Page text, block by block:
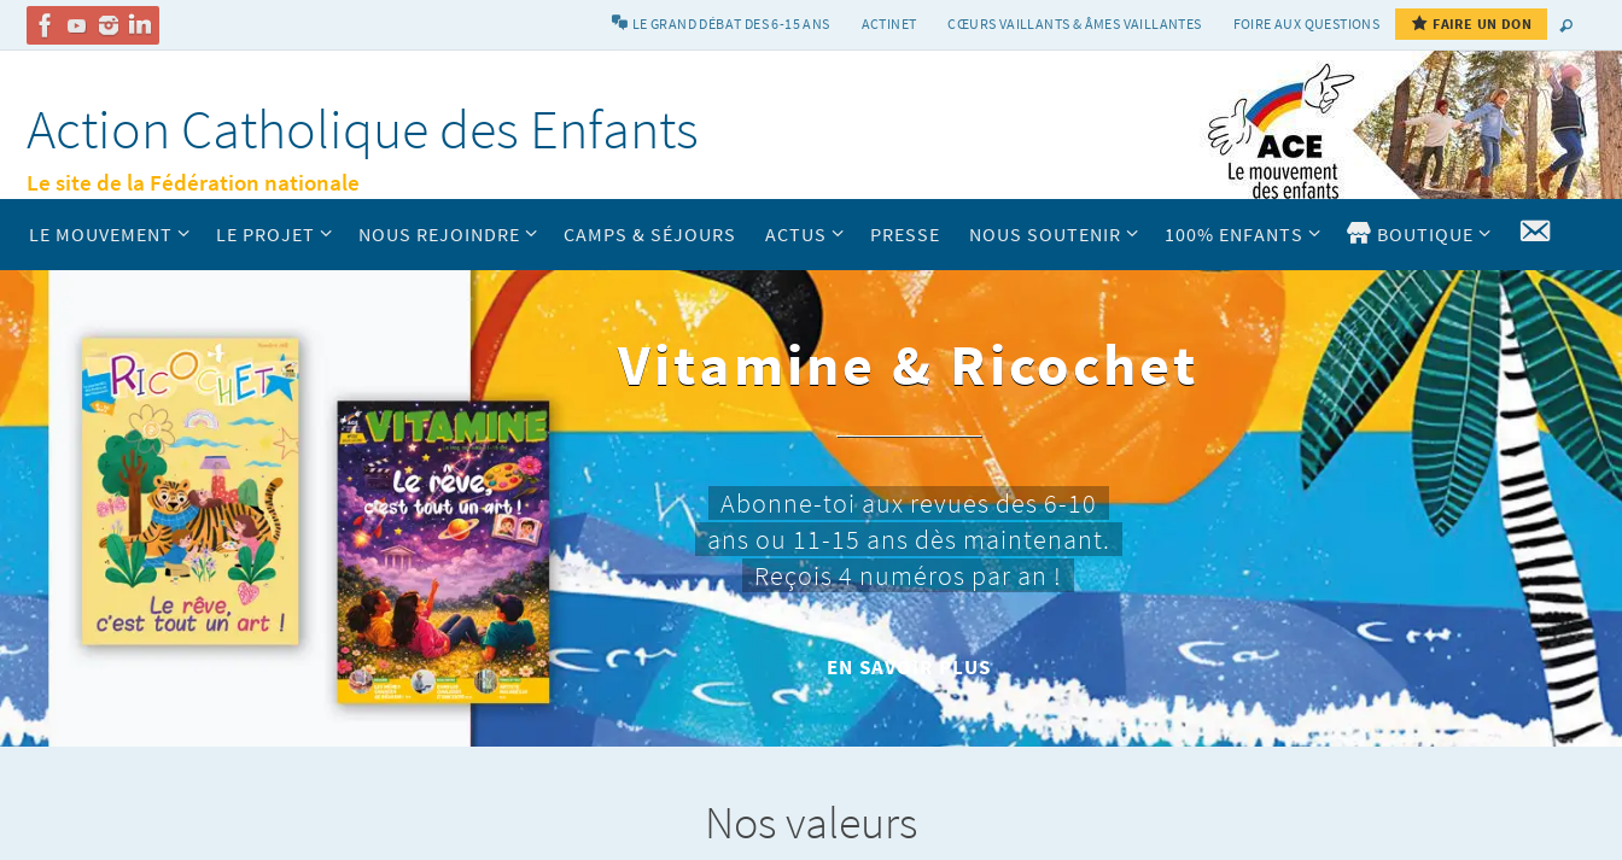
contenu
LE GRAND DÉBAT DES 6-15 ANS ACTINET CŒURS VAILLANTS & ÂMES VAILLANTES FOIRE AUX QUESTIONS FAIRE UN DON
Action Catholique des Enfants
Le site de la Fédération nationale
contenu
LE MOUVEMENT LE PROJET NOUS REJOINDRE CAMPS & SÉJOURS ACTUS PRESSE NOUS SOUTENIR 100% ENFANTS BOUTIQUE
Vitamine & Ricochet
Abonne-toi aux revues des 6-10
ans ou 11-15 ans dès maintenant.
Reçois 4 numéros par an !
EN SAVOIR PLUS
Nos valeurs